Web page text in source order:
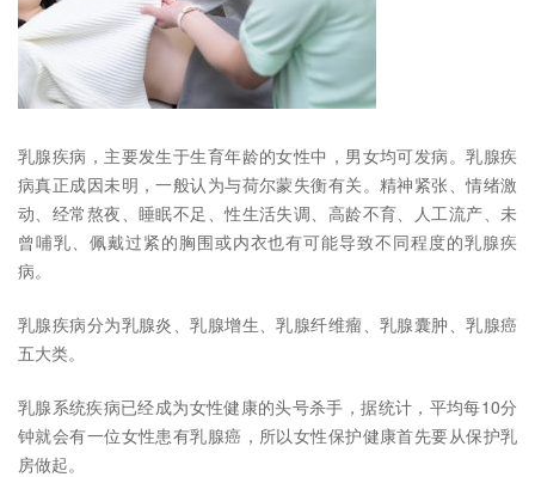
乳腺疾病，主要发生于生育年龄的女性中，男女均可发病。乳腺疾
病真正成因未明，一般认为与荷尔蒙失衡有关。精神紧张、情绪激
动、经常熬夜、睡眠不足、性生活失调、高龄不育、人工流产、未
曾哺乳、佩戴过紧的胸围或内衣也有可能导致不同程度的乳腺疾
病。
乳腺疾病分为乳腺炎、乳腺增生、乳腺纤维瘤、乳腺囊肿、乳腺癌
五大类。
乳腺系统疾病已经成为女性健康的头号杀手，据统计，平均每10分
钟就会有一位女性患有乳腺癌，所以女性保护健康首先要从保护乳
房做起。